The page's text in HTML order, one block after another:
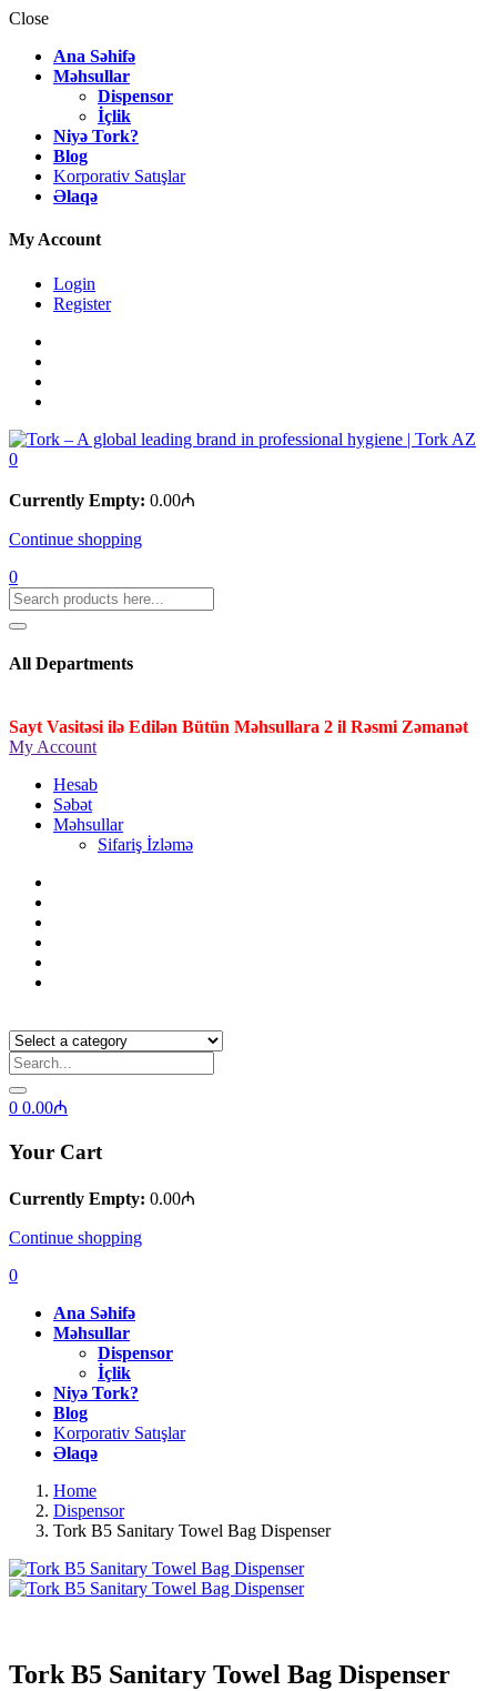
Close
Ana Səhifə
Məhsullar
Dispensor
İçlik
Niyə Tork?
Blog
Korporativ Satışlar
Əlaqə
My Account
Login
Register
0
Currently Empty: 0.00₼
Continue shopping
0
All Departments
Sayt Vasitəsi ilə Edilən Bütün Məhsullara 2 il Rəsmi Zəmanət
My Account
Hesab
Səbət
Məhsullar
Sifariş İzləmə
0 0.00₼
Your Cart
Currently Empty: 0.00₼
Continue shopping
0
Ana Səhifə
Məhsullar
Dispensor
İçlik
Niyə Tork?
Blog
Korporativ Satışlar
Əlaqə
Home
Dispensor
Tork B5 Sanitary Towel Bag Dispenser
Tork B5 Sanitary Towel Bag Dispenser